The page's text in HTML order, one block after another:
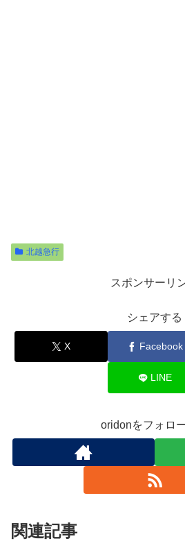
北越急行
スポンサーリ
シェアする
X Facebook
LINE
oridonをフォロ
関連記事